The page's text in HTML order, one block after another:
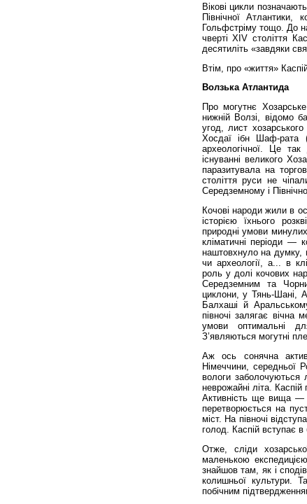
Вікові цикли
Північної Атлантики,
Гольфстріму тощо. До
чверті XIV сто­ліття
десятиліть «завдяки
Втім, про «життя»
Волзька Атлантида
Про могутнє
нижній Волзі, відомо
угод, лист
Хосдаї ібн Шаф-рата
археологічної. Це
існуванні великого
па­разитувала на
століття руси не
Середземному і
Кочові народи жили в
історією їхнього
природні умови
кліматич­ні періоди —
наштовхнуло на думку,
чи археології, а... в
роль у долі кочових
Середземним та
циклони, у Тянь-Шані,
Балхаші й
півночі залягає вічна
умови оптимальні
З’являються могутні
Аж ось сонячна
Німеччини, середньої
вологи заболочуються
неврожайні літа.
Активність ще вища —
перетворюється на
міст. На півночі
голод. Каспій вступає в
Отже, сліди
маленькою
знайшов там, як і
колишньої культури.
побічним